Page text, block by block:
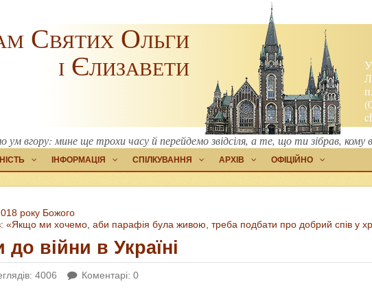
Святих Ольги
і Єлизавети
ум вгору: мине ще трохи часу й перейдемо звідсіля, а те, що ти зібрав,
ІНФОРМАЦІЯ СПІЛКУВАННЯ АРХІВ ОФІЦІЙНО
року Божого
«Якщо ми хочемо, аби парафія була живою, треба подбати про добрий спів у
війни в Україні
4006
Коментарі: 0